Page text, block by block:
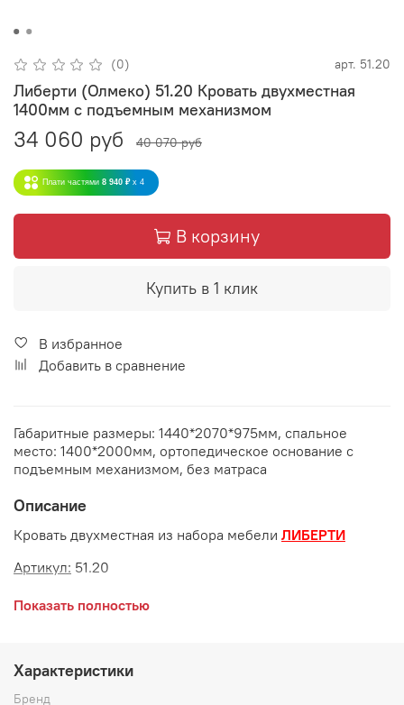
(0) арт. 51.20
Либерти (Олмеко) 51.20 Кровать двухместная
1400мм с подъемным механизмом
34 060 руб 40 070 руб
Плати частями 8 940 ₽ x 4
В корзину
Купить в 1 клик
В избранное
Добавить в сравнение
Габаритные размеры: 1440*2070*975мм, спальное
место: 1400*2000мм, ортопедическое основание с
подъемным механизмом, без матраса
Описание
Кровать двухместная из набора мебели ЛИБЕРТИ
Артикул: 51.20
Габаритные размеры:
ширина 1440 мм
высота 975 мм
Показать полностью
Характеристики
Бренд